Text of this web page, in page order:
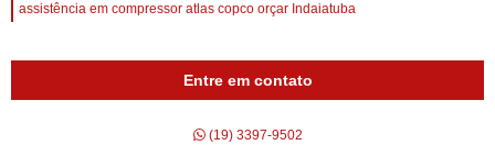
assistência em compressor atlas copco orçar Indaiatuba
Entre em contato
(19) 3397-9502